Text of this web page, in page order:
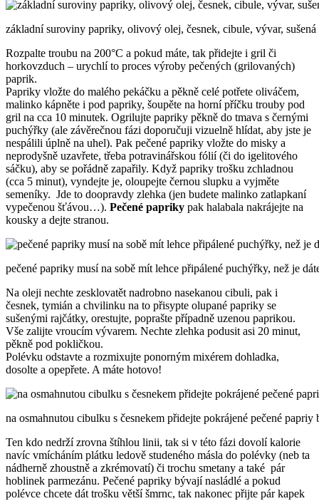
základní suroviny papriky, olivový olej, česnek, cibule, vývar, sušená
Rozpalte troubu na 200°C a pokud máte, tak přidejte i gril či
horkovzduch – urychlí to proces výroby pečených (grilovaných)
paprik.
Papriky vložte do malého pekáčku a pěkně celé potřete oliváčem,
malinko kápněte i pod papriky, šoupěte na horní příčku trouby pod
gril na cca 10 minutek. Ogrilujte papriky pěkně do tmava s černými
puchýřky (ale závěrečnou fázi doporučuji vizuelně hlídat, aby jste je
nespálili úplně na uhel). Pak pečené papriky vložte do misky a
neprodyšně uzavřete, třeba potravinářskou fólií (či do igelitového
sáčku), aby se pořádně zapařily. Když papriky trošku zchladnou
(cca 5 minut), vyndejte je, oloupejte černou slupku a vyjměte
semeníky. Jde to doopravdy zlehka (jen budete malinko zatlapkaní
vypečenou šťávou…). Pečené papriky pak halabala nakrájejte na
kousky a dejte stranou.
pečené papriky musí na sobě mít lehce připálené puchýřky, než je
Na oleji nechte zesklovatět nadrobno nasekanou cibuli, pak i
česnek, tymián a chvilinku na to přisypte olupané papriky se
sušenými rajčátky, orestujte, poprašte případně uzenou paprikou.
Vše zalijte vroucím vývarem. Nechte zlehka podusit asi 20 minut,
pěkně pod pokličkou.
Polévku odstavte a rozmixujte ponorným mixérem dohladka,
dosolte a opepřete. A máte hotovo!
na osmahnutou cibulku s česnekem přidejte pokrájené pečené
Ten kdo nedrží zrovna štíhlou linii, tak si v této fázi dovolí kalorie
navíc vmícháním plátku ledově studeného másla do polévky (neb ta
nádherně zhoustně a zkrémovatí) či trochu smetany a také pár
hoblinek parmezánu. Pečené papriky bývají nasládlé a pokud
polévce chcete dát trošku větší šmrnc, tak nakonec přijte pár kapek